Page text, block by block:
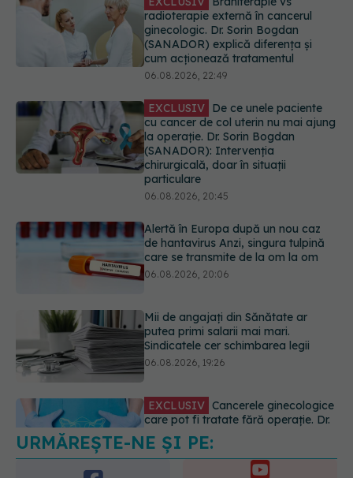
EXCLUSIV De ce unele paciente
cu cancer de col uterin nu mai ajung
la operație. Dr. Sorin Bogdan
(SANADOR): Intervenția
chirurgicală, doar în situații
particulare
Alertă în Europa după un nou caz
de hantavirus Anzi, singura tulpină
care se transmite de la om la om
06.08.2026, 20:06
putea primi salarii mai mari.
Sindicatele cer schimbarea legii
06.08.2026, 19:26
care pot fi tratate fără operație. Dr.
Sorin Bogdan (SANADOR): Chirurgia
este indicată doar punctual, pentru
anumite categorii de paciente
EXCLUSIV Brahiterapie vs
radioterapie externă în cancerul
ginecologic. Dr. Sorin Bogdan
(SANADOR) explică diferența și
cum acționează tratamentul
URMĂREȘTE-NE ȘI PE:
URMĂRITORI
ABONAȚI